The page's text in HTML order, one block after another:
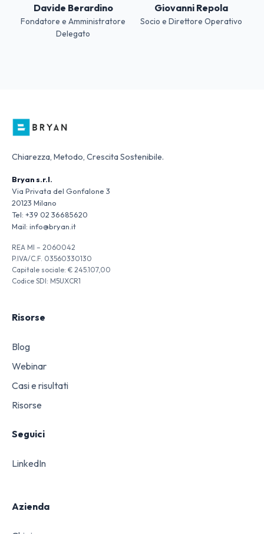
Davide Berardino
Fondatore e Amministratore
Delegato
Giovanni Repola
Socio e Direttore Operativo
Chiarezza, Metodo, Crescita Sostenibile.
Bryan s.r.l.
Via Privata del Gonfalone 3
20123 Milano
Tel: +39 02 36685620
Mail: info@bryan.it
REA MI – 2060042
P.IVA/C.F. 03560330130
Capitale sociale: € 245.107,00
Codice SDI: M5UXCR1
Risorse
Blog
Webinar
Casi e risultati
Risorse
Seguici
LinkedIn
Azienda